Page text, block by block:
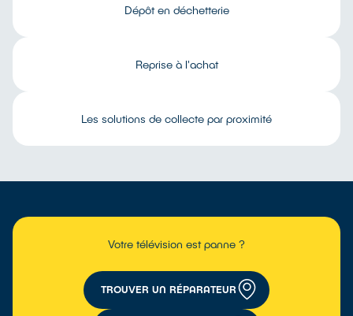
Dépôt en déchetterie
Reprise à l'achat
Les solutions de collecte par proximité
Votre télévision est panne ?
TROUVER UN RÉPARATEUR